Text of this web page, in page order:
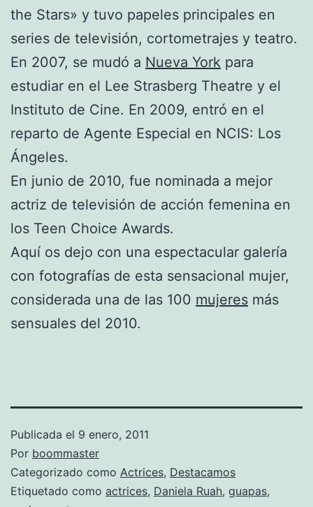
the Stars» y tuvo papeles principales en
series de televisión, cortometrajes y teatro.
En 2007, se mudó a Nueva York para
estudiar en el Lee Strasberg Theatre y el
Instituto de Cine. En 2009, entró en el
reparto de Agente Especial en NCIS: Los
Ángeles.
En junio de 2010, fue nominada a mejor
actriz de televisión de acción femenina en
los Teen Choice Awards.
Aquí os dejo con una espectacular galería
con fotografías de esta sensacional mujer,
considerada una de las 100 mujeres más
sensuales del 2010.
Publicada el 9 enero, 2011
Por boommaster
Categorizado como Actrices, Destacamos
Etiquetado como actrices, Daniela Ruah, guapas,